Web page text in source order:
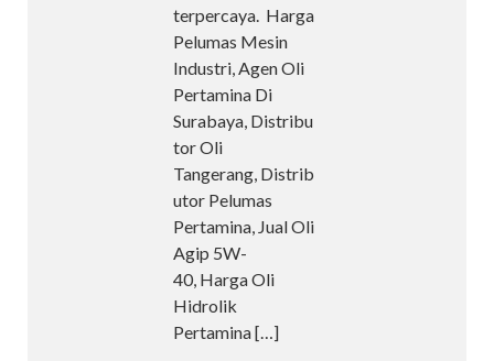
terpercaya. Harga
Pelumas Mesin
Industri, Agen Oli
Pertamina Di
Surabaya, Distribu
tor Oli
Tangerang, Distrib
utor Pelumas
Pertamina, Jual Oli
Agip 5W-
40, Harga Oli
Hidrolik
Pertamina[…]